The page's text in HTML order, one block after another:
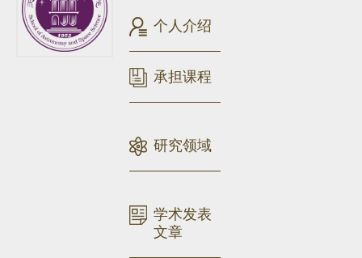
个人介绍
承担课程
研究领域
学术发表
文章